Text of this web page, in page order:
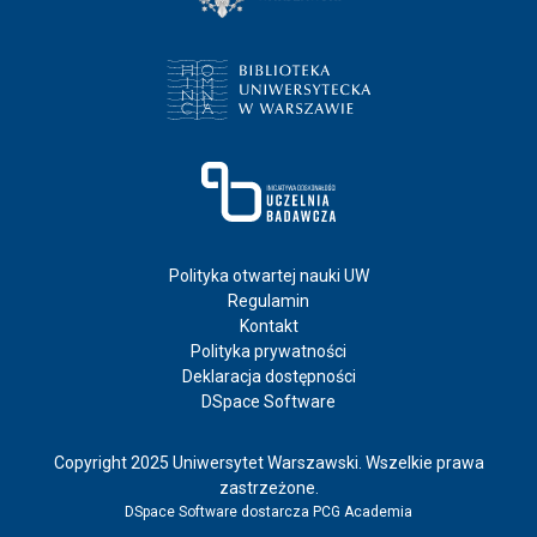
Polityka otwartej nauki UW
Regulamin
Kontakt
Polityka prywatności
Deklaracja dostępności
DSpace Software
Copyright 2025 Uniwersytet Warszawski. Wszelkie prawa
zastrzeżone.
DSpace Software dostarcza PCG Academia